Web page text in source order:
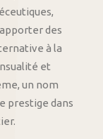
des
à la
et
un nom
prestige dans